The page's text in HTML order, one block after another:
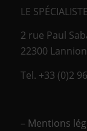
LE
2 rue Paul
22300
Tel. +33 (0)2
– Mentions